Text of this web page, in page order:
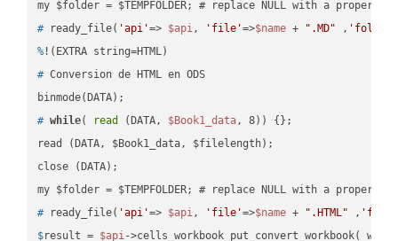
# ready_file( 'api'=> $api, 'file'=>$name + ".MD" , 'folder'
% !(EXTRA string=HTML)
# Conversion de HTML en ODS
# while( read (DATA, $Book1_data, 8)) {};
read (DATA, $Book1_data, $filelength);
close (DATA);
# ready_file( 'api'=> $api, 'file'=>$name + ".HTML" ,
$result = $api->cells_workbook_put_convert_workbook(